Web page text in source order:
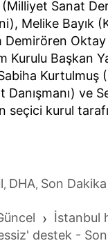
(Milliyet Sanat
Melike Bayık
Demirören
Kurulu Başkan
Kurtulmuş
Danışmanı) ve
seçici kurul
, DHA, Son Dakika
› İstanbul
destek -